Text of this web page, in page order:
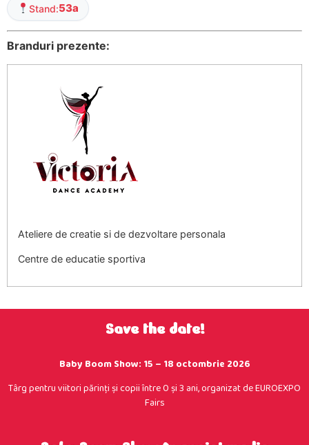
Stand:53a
Branduri prezente:
Ateliere de creatie si de dezvoltare personala
Centre de educatie sportiva
Save the date!
Baby Boom Show: 15 – 18 octombrie 2026
Târg pentru viitori părinţi şi copii între 0 şi 3 ani, organizat de EUROEXPO
Fairs